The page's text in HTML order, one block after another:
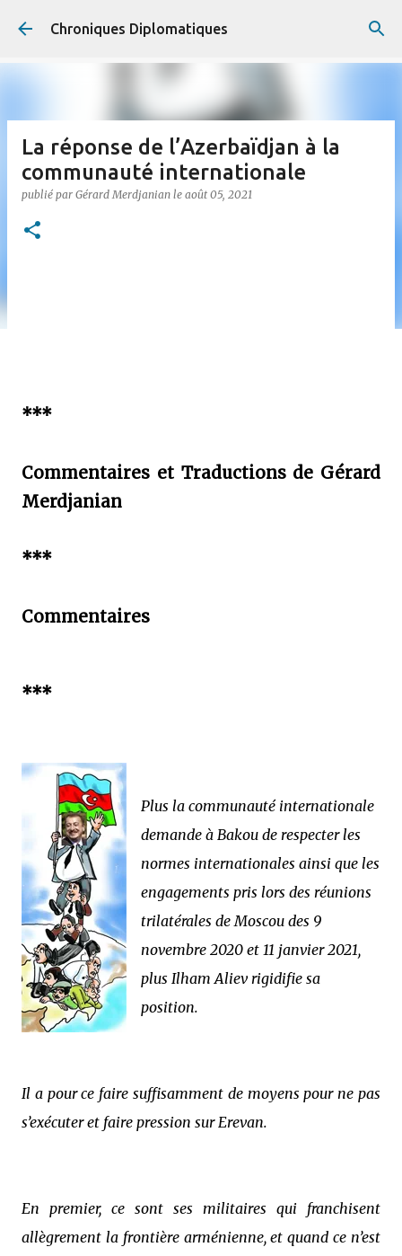
Accéder au contenu principal
Chroniques Diplomatiques
La réponse de l’Azerbaïdjan à la
communauté internationale
publié par Gérard Merdjanian le août 05, 2021
***
Commentaires et Traductions de Gérard
Merdjanian
***
Commentaires
***
Plus la communauté internationale
demande à Bakou de respecter les
normes internationales ainsi que les
engagements pris lors des réunions
trilatérales de Moscou des 9
novembre 2020 et 11 janvier 2021,
plus Ilham Aliev rigidifie sa
position.
Il a pour ce faire suffisamment de moyens pour ne pas
s’exécuter et faire pression sur Erevan.
En premier, ce sont ses militaires qui franchisent
allègrement la frontière arménienne, et quand ce n’est